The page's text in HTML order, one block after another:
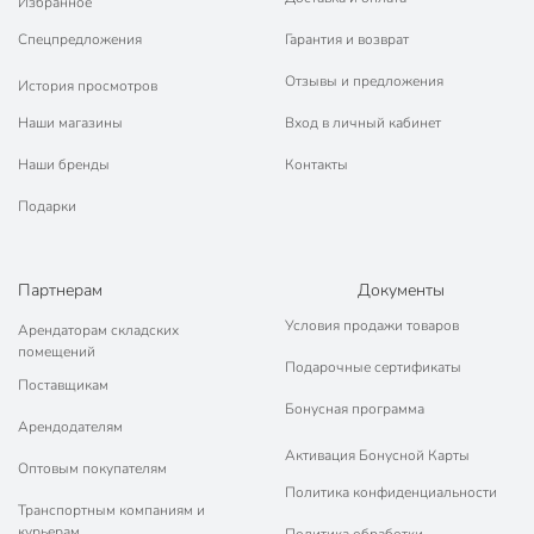
Спецпредложения
История просмотров
Наши магазины
Наши бренды
Подарки
Гарантия и возврат
Отзывы и предложения
Вход в личный кабинет
Контакты
Партнерам
Арендаторам складских
помещений
Поставщикам
Арендодателям
Оптовым покупателям
Транспортным компаниям и
Документы
Условия продажи товаров
Подарочные сертификаты
Бонусная программа
Активация Бонусной Карты
Политика конфиденциальности